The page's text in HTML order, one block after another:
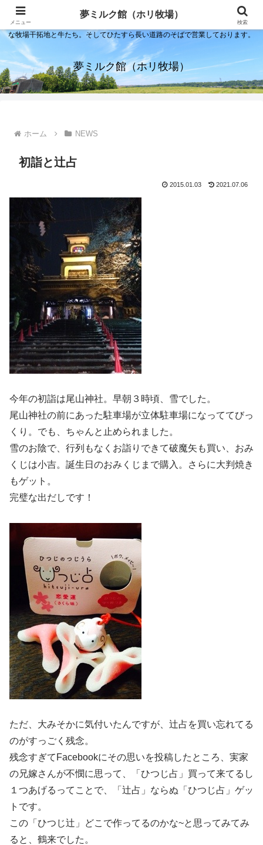
夢ミルク館！それは石川の金沢の隣にある内灘町にあるソフトクリーム屋で
す。日本海のすぐそばで展開する当店は、まるで小京都ならぬ小北海道のよう
な牧場干拓地と牛たち。そしてひたすら長い道路のそばで営業しております。
夢ミルク館（ホリ牧場）
ホーム NEWS
初詣と辻占
2015.01.03 2021.07.06
今年の初詣は尾山神社。早朝３時頃、雪でした。
尾山神社の前にあった駐車場が立体駐車場になっててびっ
くり。でも、ちゃんと止められました。
雪のお陰で、行列もなくお詣りできて破魔矢も買い、おみ
くじは小吉。誕生日のおみくじまで購入。さらに大判焼き
もゲット。
完璧な出だしです！
ただ、大みそかに気付いたんですが、辻占を買い忘れてる
のがすっごく残念。
残念すぎてFacebookにその思いを投稿したところ、実家
の兄嫁さんが不憫に思って、「ひつじ占」買って来てるし
１つあげるってことで、「辻占」ならぬ「ひつじ占」ゲッ
トです。
この「ひつじ辻」どこで作ってるのかな~と思ってみてみ
ると、鶴来でした。
メニュー
夢ミルク館（ホリ牧場）
検索